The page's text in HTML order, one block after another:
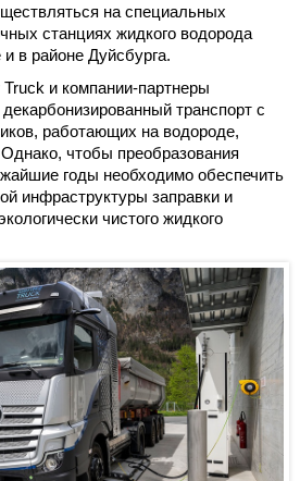
на специальных
станциях жидкого водорода
в районе Дуйсбурга.
и компании-партнеры
транспорт с
работающих на водороде,
чтобы преобразования
годы необходимо обеспечить
инфраструктуры заправки и
чистого жидкого